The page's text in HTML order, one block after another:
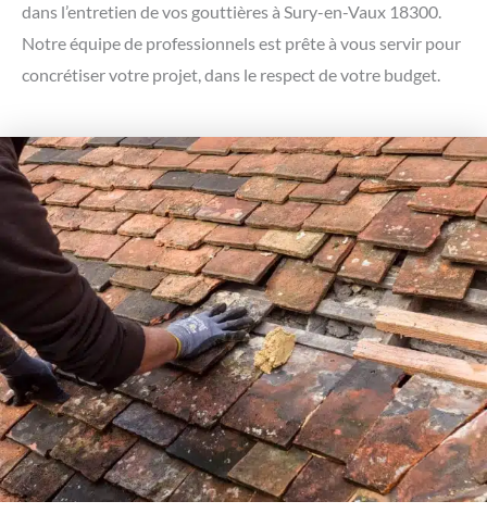
dans l’entretien de vos gouttières à Sury-en-Vaux 18300.
Notre équipe de professionnels est prête à vous servir pour
concrétiser votre projet, dans le respect de votre budget.